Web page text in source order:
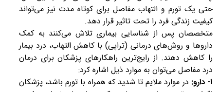
حتی یک تورم و التهاب مفاصل برای کوتاه مدت نیز می‌تواند
کیفیت زندگی فرد را تحت تاثیر قرار دهد.
متخصصان پس از شناسایی بیماری تلاش می‌کنند به کمک
داروها و روش‌های درمانی (تراپی) با کاهش التهاب، درد بیمار
را کاهش دهند. از رایج‌ترین راهکارهای پزشکان برای درمان
درد مفاصل می‌توان به موارد ذیل اشاره کرد:
۱- دارو:
در موارد ملایم تا شدید که همراه با تورم باشد، پزشکان